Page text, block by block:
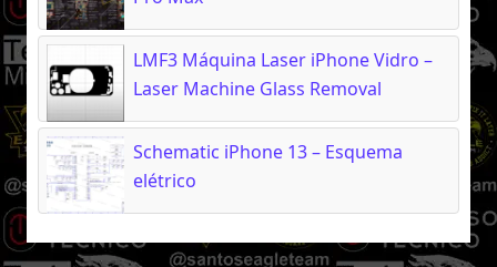
LMF3 Máquina Laser iPhone Vidro –
Laser Machine Glass Removal
Schematic iPhone 13 – Esquema
elétrico